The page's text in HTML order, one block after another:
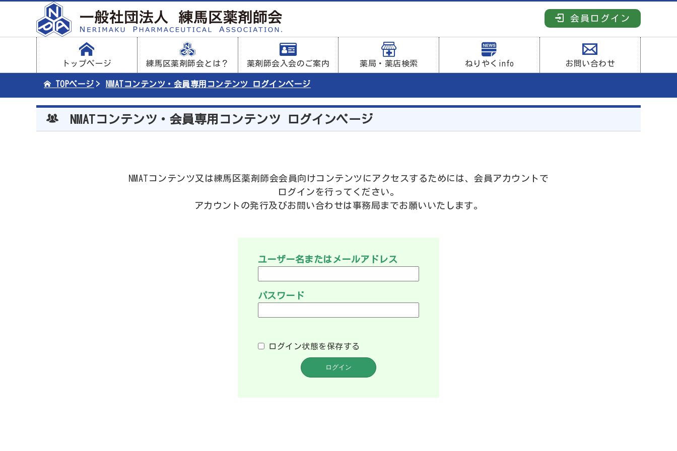
会員ログイン
トップページ 練馬区薬剤師会とは？ 薬剤師会入会のご案内 薬局・薬店検索 ねりやくinfo お問い合わせ
TOPページ NMATコンテンツ・会員専用コンテンツ ログインページ
NMATコンテンツ・会員専用コンテンツ ログインページ
NMATコンテンツ又は練馬区薬剤師会会員向けコンテンツにアクセスするためには、会員アカウントで
ログインを行ってください。
アカウントの発行及びお問い合わせは事務局までお願いいたします。
ユーザー名またはメールアドレス
パスワード
ログイン状態を保存する